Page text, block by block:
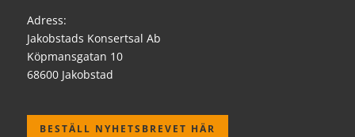
Adress:
Jakobstads Konsertsal Ab
Köpmansgatan 10
68600 Jakobstad
BESTÄLL NYHETSBREVET HÄR